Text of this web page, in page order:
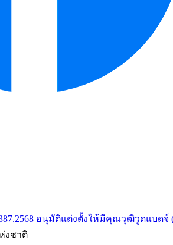
อนุมัติแต่งตั้งให้มีคุณวุฒิวูดแบดจ์
งชาติ